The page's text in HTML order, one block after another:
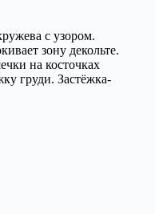
с узором.
зону декольте.
на косточках
груди. Застёжка-